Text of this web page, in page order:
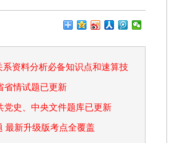
资料分析必备知识点和速算技
省情试题已更新
党史、中央文件题库已更新
最新升级版考点全覆盖